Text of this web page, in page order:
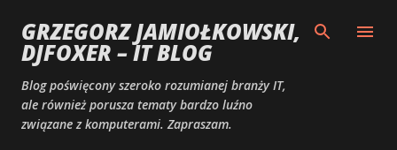
Przejdź do głównej zawartości
GRZEGORZ JAMIOŁKOWSKI,
DJFOXER – IT BLOG
Blog poświęcony szeroko rozumianej branży IT,
ale również porusza tematy bardzo luźno
związane z komputerami. Zapraszam.